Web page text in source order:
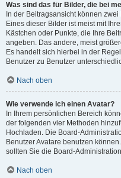
Was sind das für Bilder, die bei
In der Beitragsansicht können
Eines dieser Bilder ist meist mit
Kästchen oder Punkte, die Ihre
angeben. Das andere, meist
Es handelt sich hierbei in der
Benutzer zu Benutzer
Nach oben
Wie verwende ich einen Avatar?
In Ihrem persönlichen Bereich
der folgenden vier Methoden
Hochladen. Die Board-
Benutzer Avatare benutzen
sollten Sie die Board-
Nach oben